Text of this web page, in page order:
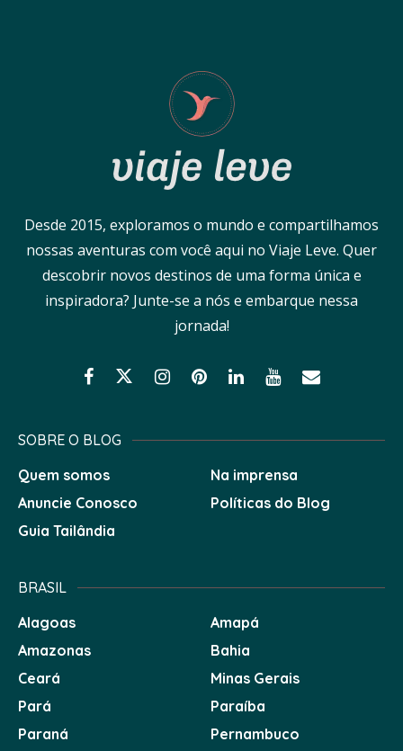
Desde 2015, exploramos o mundo e compartilhamos
nossas aventuras com você aqui no Viaje Leve. Quer
descobrir novos destinos de uma forma única e
inspiradora? Junte-se a nós e embarque nessa
jornada!
SOBRE O BLOG
Quem somos
Na imprensa
Anuncie Conosco
Políticas do Blog
Guia Tailândia
BRASIL
Alagoas
Amapá
Amazonas
Bahia
Ceará
Minas Gerais
Pará
Paraíba
Paraná
Pernambuco